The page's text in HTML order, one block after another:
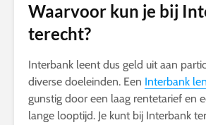
Waarvoor kun je bij
terecht?
Interbank leent dus geld uit aan
diverse doeleinden. Een Interbank
gunstig door een laag rentetarief en
lange looptijd. Je kunt bij Interbank